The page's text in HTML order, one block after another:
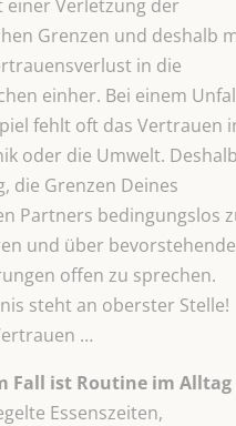
einer Verletzung der
Grenzen und deshalb
in die
einher. Bei einem
fehlt oft das Vertrauen
oder die Umwelt.
die Grenzen Deines
Partners bedingungslos
und über bevorstehende
offen zu sprechen.
steht an oberster Stelle!
…
Fall ist Routine im Alltag
Essenszeiten,